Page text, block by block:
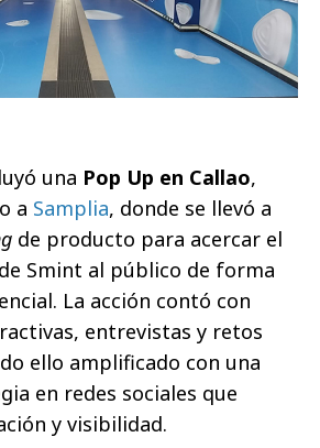
una Pop Up en Callao,
a Samplia, donde se llevó a
de producto para acercar el
Smint al público de forma
La acción contó con
entrevistas y retos
ello amplificado con una
en redes sociales que
y visibilidad.